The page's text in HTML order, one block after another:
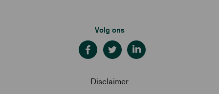
Volg ons
Disclaimer